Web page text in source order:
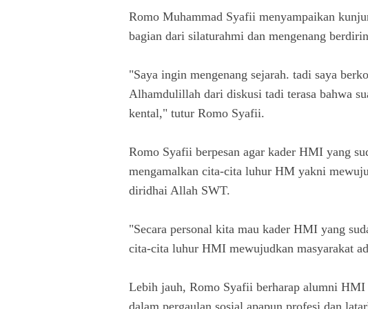
Romo Muhammad Syafii menyampaikan
bagian dari silaturahmi dan mengenang
"Saya ingin mengenang sejarah. tadi saya
Alhamdulillah dari diskusi tadi terasa bahwa
kental," tutur Romo Syafii.
Romo Syafii berpesan agar kader HMI yang
mengamalkan cita-cita luhur HM yakni
diridhai Allah SWT.
"Secara personal kita mau kader HMI yang
cita-cita luhur HMI mewujudkan masyarakat
Lebih jauh, Romo Syafii berharap alumni
dalam pergaulan sosial apapun profesi dan